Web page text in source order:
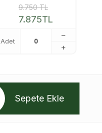
9.750TL
7.875TL
Adet
Sepete Ekle